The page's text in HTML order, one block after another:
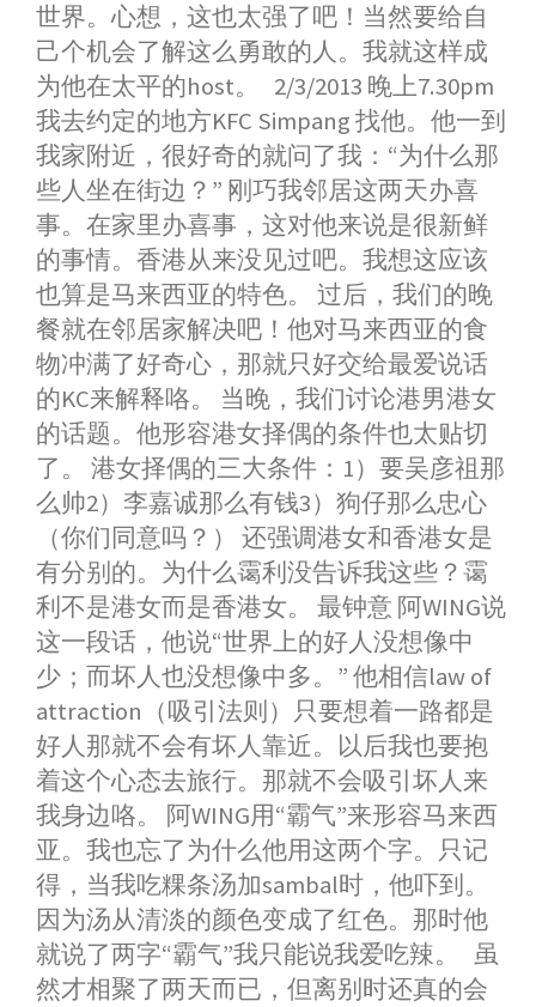
世界。心想，这也太强了吧！当然要给自
己个机会了解这么勇敢的人。我就这样成
为他在太平的host。 2/3/2013 晚上7.30pm
我去约定的地方KFC Simpang 找他。他一到
我家附近，很好奇的就问了我：“为什么那
些人坐在街边？” 刚巧我邻居这两天办喜
事。在家里办喜事，这对他来说是很新鲜
的事情。香港从来没见过吧。我想这应该
也算是马来西亚的特色。 过后，我们的晚
餐就在邻居家解决吧！他对马来西亚的食
物冲满了好奇心，那就只好交给最爱说话
的KC来解释咯。 当晚，我们讨论港男港女
的话题。他形容港女择偶的条件也太贴切
了。 港女择偶的三大条件：1）要吴彦祖那
么帅2）李嘉诚那么有钱3）狗仔那么忠心
（你们同意吗？） 还强调港女和香港女是
有分别的。为什么霭利没告诉我这些？霭
利不是港女而是香港女。 最钟意 阿WING说
这一段话，他说“世界上的好人没想像中
少；而坏人也没想像中多。” 他相信law of
attraction（吸引法则）只要想着一路都是
好人那就不会有坏人靠近。以后我也要抱
着这个心态去旅行。那就不会吸引坏人来
我身边咯。 阿WING用“霸气”来形容马来西
亚。我也忘了为什么他用这两个字。只记
得，当我吃粿条汤加sambal时，他吓到。
因为汤从清淡的颜色变成了红色。那时他
就说了两字“霸气”我只能说我爱吃辣。 虽
然才相聚了两天而已，但离别时还真的会